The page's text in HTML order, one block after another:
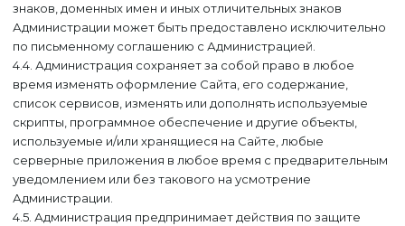
знаков, доменных имен и иных отличительных знаков
Администрации может быть предоставлено исключительно
по письменному соглашению с Администрацией.
4.4. Администрация сохраняет за собой право в любое
время изменять оформление Сайта, его содержание,
список сервисов, изменять или дополнять используемые
скрипты, программное обеспечение и другие объекты,
используемые и/или хранящиеся на Сайте, любые
серверные приложения в любое время с предварительным
уведомлением или без такового на усмотрение
Администрации.
4.5. Администрация предпринимает действия по защите